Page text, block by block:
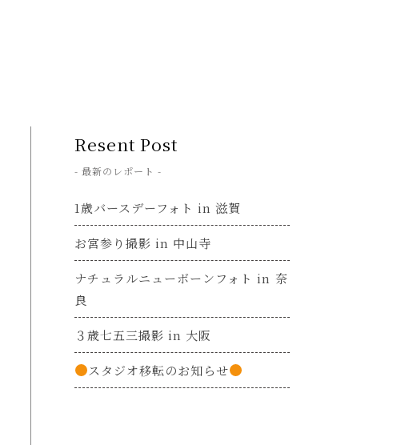
Resent Post
- 最新のレポート -
1歳バースデーフォト in 滋賀
お宮参り撮影 in 中山寺
ナチュラルニューボーンフォト in 奈
良
３歳七五三撮影 in 大阪
スタジオ移転のお知らせ